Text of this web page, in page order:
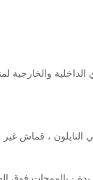
الداخلية